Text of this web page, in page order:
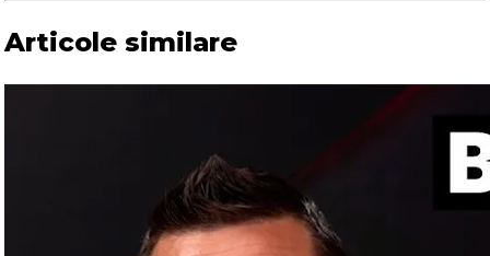
Articole similare